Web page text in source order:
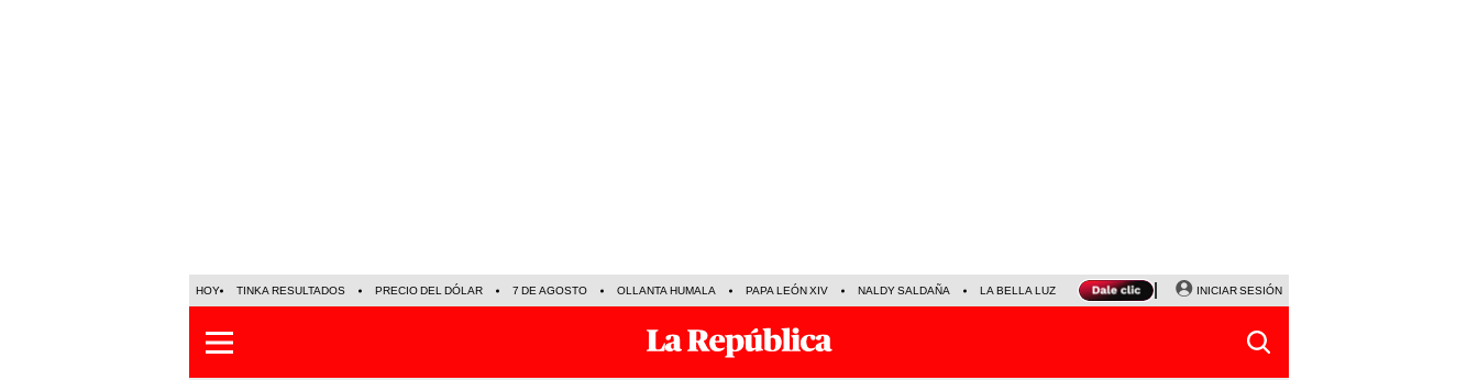
HOY TINKA RESULTADOS PRECIO DEL DÓLAR 7 DE AGOSTO OLLANTA HUMALA PAPA LEÓN XIV NALDY SALDAÑA LA BELLA LUZ MAGALY MEDINA SINUANO RESULTADOS HOY
INICIAR SESIÓN